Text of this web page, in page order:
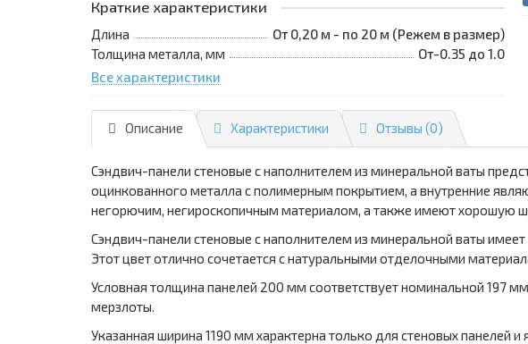
Краткие характеристики
Длина
От 0,20 м - по 20 м (Режем в размер)
Толщина металла, мм
От-0.35 до 1.0
Все характеристики
Описание Характеристики Отзывы (0)
Сэндвич-панели стеновые с наполнителем из минеральной ваты
оцинкованного металла с полимерным покрытием, а внутренние
негорючим, негироскопичным материалом, а также имеют хорошую
Сэндвич-панели стеновые с наполнителем из минеральной ваты
Этот цвет отлично сочетается с натуральными отделочными
Условная толщина панелей 200 мм соответствует номинальной 197
мерзлоты.
Указанная ширина 1190 мм характерна только для стеновых